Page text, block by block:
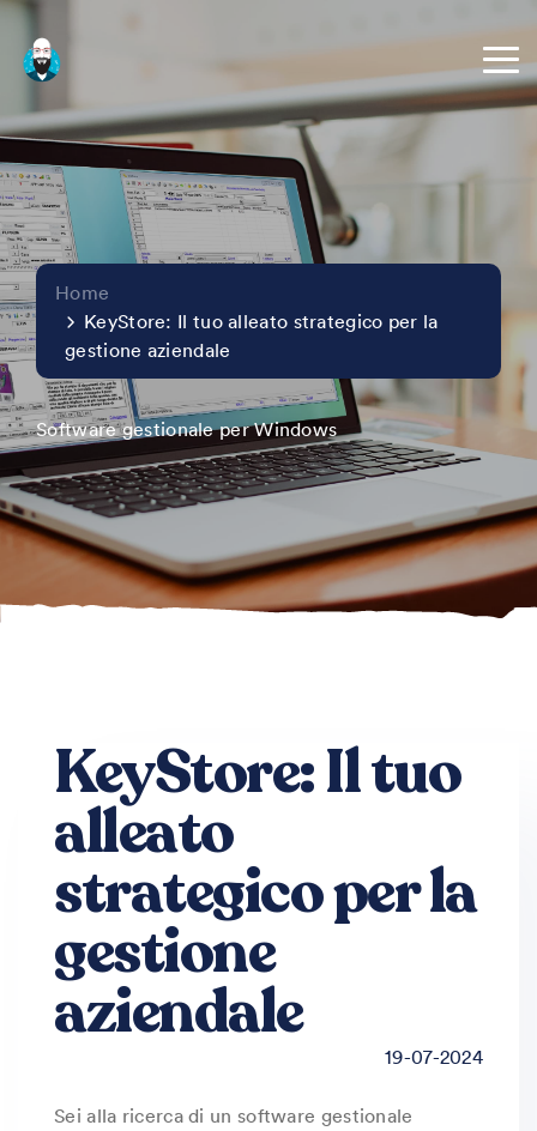
Home
KeyStore: Il tuo alleato strategico per la
gestione aziendale
Software gestionale per Windows
KeyStore: Il tuo
alleato
strategico per la
gestione
aziendale
19-07-2024
Sei alla ricerca di un software gestionale